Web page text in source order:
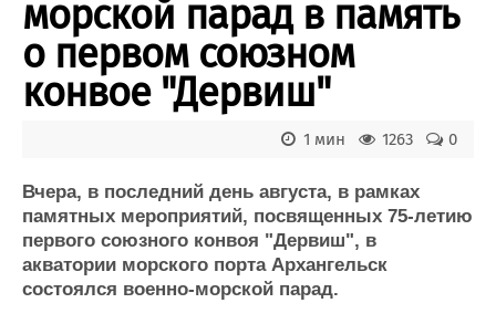
Новости
Компании
Репутация
Работа
Продажа флота
Оборудование
Изделия
Материалы
Услуги
Конференции
Выставки и семинары
Личности
Флот
Галерея флота
Форум
морской парад в память
о первом союзном
конвое "Дервиш"
0
1263
1 мин
Вчера, в последний день августа, в рамках
памятных мероприятий, посвященных 75-летию
первого союзного конвоя "Дервиш", в
акватории морского порта Архангельск
состоялся военно-морской парад.